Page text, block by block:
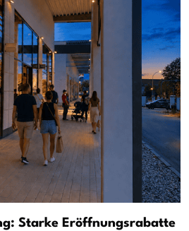
Starke Eröffnungsrabatte